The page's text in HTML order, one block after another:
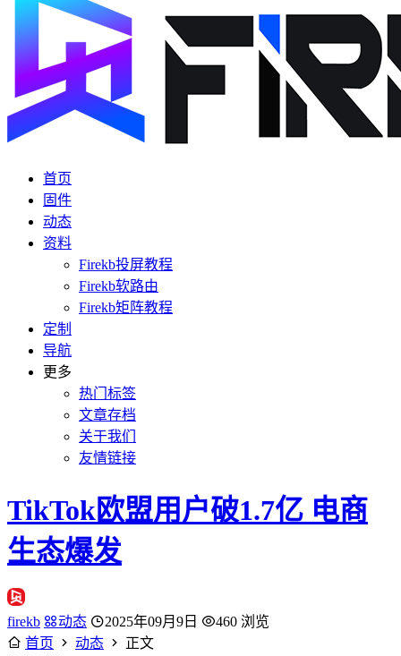
首页
固件
动态
资料
Firekb投屏教程
Firekb软路由
Firekb矩阵教程
定制
导航
更多
热门标签
文章存档
关于我们
友情链接
TikTok欧盟用户破1.7亿 电商
生态爆发
firekb 动态 2025年09月9日
460 浏览
首页
动态
正文